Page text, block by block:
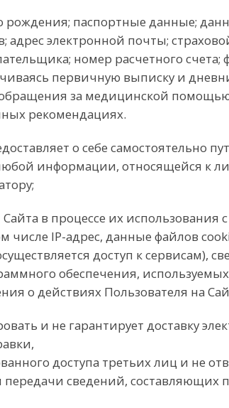
рождения; паспортные данные;
адрес электронной почты;
номер расчетного счета;
первичную выписку и
за медицинской
рекомендациях.
о себе самостоятельно
информации, относящейся к
в процессе их использования
числе IP-адрес, данные файлов
доступ к сервисам),
обеспечения,
о действиях Пользователя на
и не гарантирует доставку
доступа третьих лиц и не
сведений, составляющих